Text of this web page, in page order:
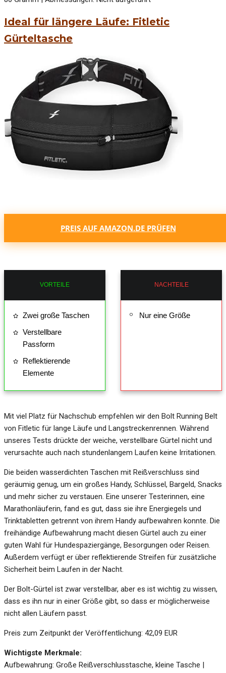
Ideal für längere Läufe: Fitletic
Gürteltasche
PREIS AUF AMAZON.DE PRÜFEN
VORTEILE
Zwei große Taschen
Verstellbare
Passform
Reflektierende
Elemente
NACHTEILE
Nur eine Größe
Mit viel Platz für Nachschub empfehlen wir den Bolt Running Belt
von Fitletic für lange Läufe und Langstreckenrennen. Während
unseres Tests drückte der weiche, verstellbare Gürtel nicht und
verursachte auch nach stundenlangem Laufen keine Irritationen.
Die beiden wasserdichten Taschen mit Reißverschluss sind
geräumig genug, um ein großes Handy, Schlüssel, Bargeld, Snacks
und mehr sicher zu verstauen. Eine unserer Testerinnen, eine
Marathonläuferin, fand es gut, dass sie ihre Energiegels und
Trinktabletten getrennt von ihrem Handy aufbewahren konnte. Die
freihändige Aufbewahrung macht diesen Gürtel auch zu einer
guten Wahl für Hundespaziergänge, Besorgungen oder Reisen.
Außerdem verfügt er über reflektierende Streifen für zusätzliche
Sicherheit beim Laufen in der Nacht.
Der Bolt-Gürtel ist zwar verstellbar, aber es ist wichtig zu wissen,
dass es ihn nur in einer Größe gibt, so dass er möglicherweise
nicht allen Läufern passt.
Preis zum Zeitpunkt der Veröffentlichung: 42,09 EUR
Wichtigste Merkmale:
Aufbewahrung: Große Reißverschlusstasche, kleine Tasche |